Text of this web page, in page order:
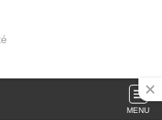
MENU